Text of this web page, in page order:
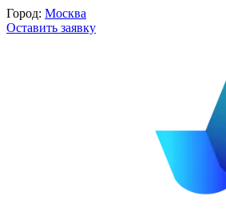
Город: Москва
Оставить заявку